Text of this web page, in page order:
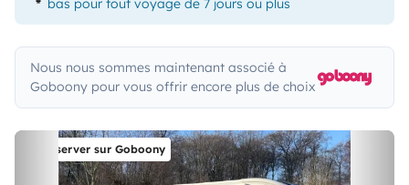
bas pour tout voyage de 7 jours ou plus
Nous nous sommes maintenant associé à
Goboony pour vous offrir encore plus de choix
Réserver sur Goboony